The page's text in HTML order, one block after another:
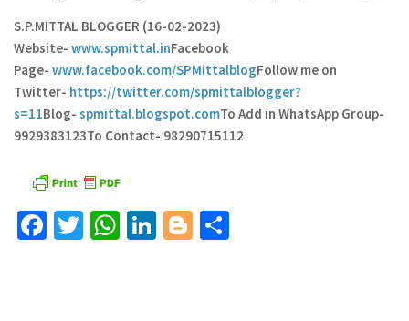
S.P.MITTAL BLOGGER (16-02-2023)
Website- www.spmittal.inFacebook
Page- www.facebook.com/SPMittalblogFollow me on
Twitter- https://twitter.com/spmittalblogger?
s=11Blog- spmittal.blogspot.comTo Add in WhatsApp Group-
9929383123To Contact- 98290715112
Facebook
TwitterWhatsApp
LinkedIn
Blogger